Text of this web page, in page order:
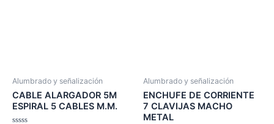
Alumbrado y señalización
CABLE ALARGADOR 5M
ESPIRAL 5 CABLES M.M.
Alumbrado y señalización
ENCHUFE DE CORRIENTE
7 CLAVIJAS MACHO
METAL